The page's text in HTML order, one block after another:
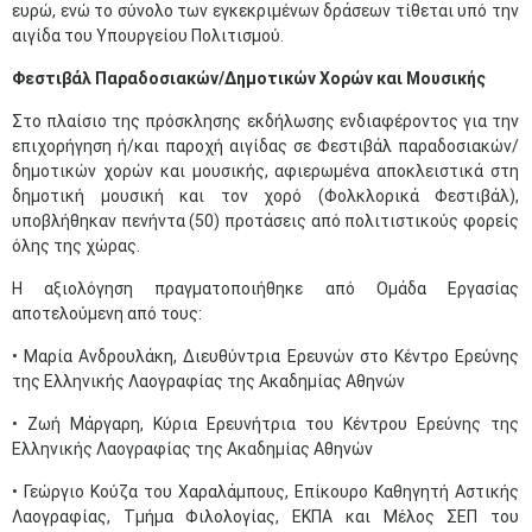
ευρώ, ενώ το σύνολο των εγκεκριμένων δράσεων τίθεται υπό την
αιγίδα του Υπουργείου Πολιτισμού.
Φεστιβάλ Παραδοσιακών/Δημοτικών Χορών και Μουσικής
Στο πλαίσιο της πρόσκλησης εκδήλωσης ενδιαφέροντος για την
επιχορήγηση ή/και παροχή αιγίδας σε Φεστιβάλ παραδοσιακών/
δημοτικών χορών και μουσικής, αφιερωμένα αποκλειστικά στη
δημοτική μουσική και τον χορό (Φολκλορικά Φεστιβάλ),
υποβλήθηκαν πενήντα (50) προτάσεις από πολιτιστικούς φορείς
όλης της χώρας.
Η αξιολόγηση πραγματοποιήθηκε από Ομάδα Εργασίας
αποτελούμενη από τους:
• Μαρία Ανδρουλάκη, Διευθύντρια Ερευνών στο Κέντρο Ερεύνης
της Ελληνικής Λαογραφίας της Ακαδημίας Αθηνών
• Ζωή Μάργαρη, Κύρια Ερευνήτρια του Κέντρου Ερεύνης της
Ελληνικής Λαογραφίας της Ακαδημίας Αθηνών
• Γεώργιο Κούζα του Χαραλάμπους, Επίκουρο Καθηγητή Αστικής
Λαογραφίας, Τμήμα Φιλολογίας, ΕΚΠΑ και Μέλος ΣΕΠ του